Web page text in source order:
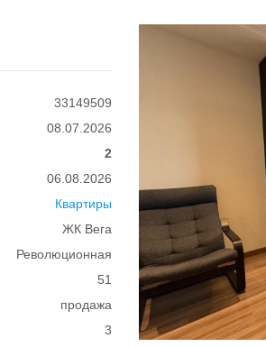
33149509
08.07.2026
2
06.08.2026
Квартиры
ЖК Вега
Революционная
51
продажа
3